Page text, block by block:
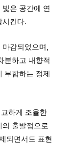
은 공간에 연
시킨다.
감되었으며,
분하고 내향적
부합하는 정제
하게 조율한
출발점으로
되면서도 표현